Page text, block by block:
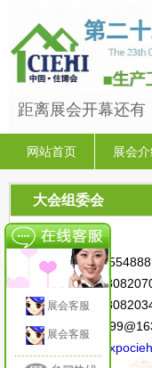
距离展会开幕还有
网站首页 展会
大会组委会
联系人：陈 星
手 机：13683554888
电 话：010-
传 真：010-
邮 箱：
网 址：
展会客服
展会客服